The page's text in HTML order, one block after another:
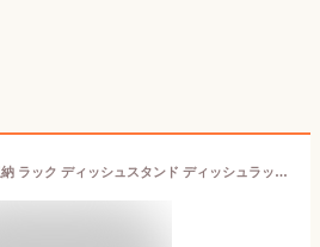
予約 キッチン 食器 収納 ラック ディッシュスタンド ディッシュラック 収納 食器 引き出し 皿立て 茶碗 スタンド 2タイプ アルミニウム合金 プレート 食器棚 皿 収納 ラック コンパクト スリム 取っ手付き 引き出し用 省スペース 大容量 食器収納 食器立て 食器ラック